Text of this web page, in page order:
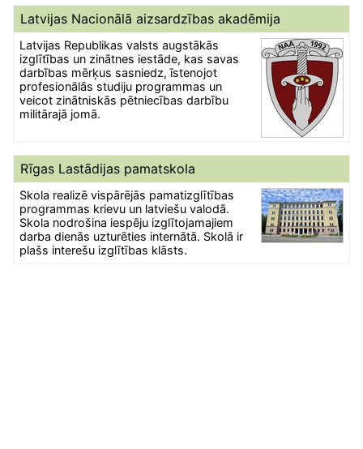
Latvijas Nacionālā aizsardzības akadēmija
Latvijas Republikas valsts augstākās
izglītības un zinātnes iestāde, kas savas
darbības mērķus sasniedz, īstenojot
profesionālās studiju programmas un
veicot zinātniskās pētniecības darbību
militārajā jomā.
Rīgas Lastādijas pamatskola
Skola realizē vispārējās pamatizglītības
programmas krievu un latviešu valodā.
Skola nodrošina iespēju izglītojamajiem
darba dienās uzturēties internātā. Skolā ir
plašs interešu izglītības klāsts.